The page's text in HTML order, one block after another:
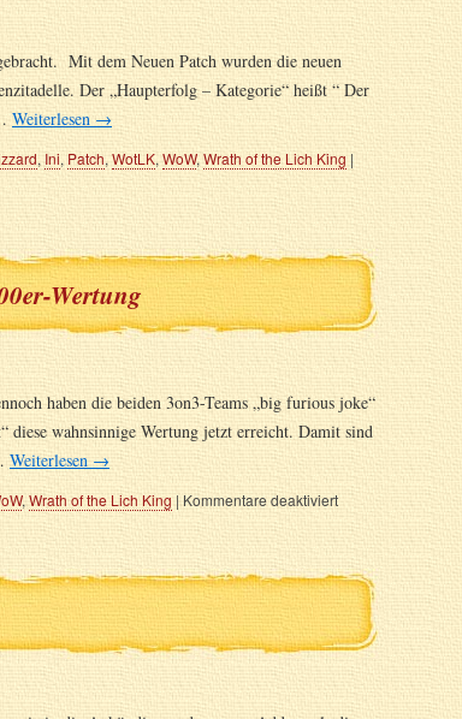
Mit dem Neuen Patch wurden die neuen
Der „Haupterfolg – Kategorie“ heißt “ Der
Weiterlesen→
, Ini, Patch,WotLK, WoW,Wrath of the Lich King |
Wertung
haben die beiden 3on3-Teams „big furious joke“
diese wahnsinnige Wertung jetzt erreicht. Damit sind
Weiterlesen →
, Wrath of the Lich King | Kommentare deaktiviert